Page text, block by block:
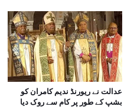
عدالت نے ریورنڈ ندیم کامران کو
بشپ کے طور پر کام سے روک دیا